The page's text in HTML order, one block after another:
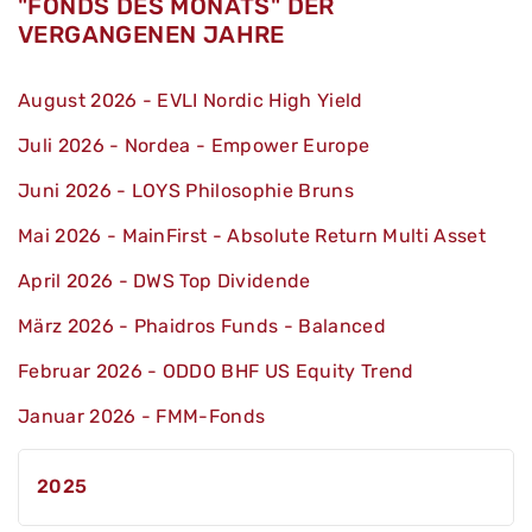
"FONDS DES MONATS" DER
VERGANGENEN JAHRE
August 2026 - EVLI Nordic High Yield
Juli 2026 - Nordea - Empower Europe
Juni 2026 - LOYS Philosophie Bruns
Mai 2026 - MainFirst - Absolute Return Multi Asset
April 2026 - DWS Top Dividende
März 2026 - Phaidros Funds - Balanced
Februar 2026 - ODDO BHF US Equity Trend
Januar 2026 - FMM-Fonds
2025